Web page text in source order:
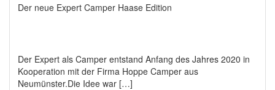
Der neue Expert Camper Haase Edition
Der Expert als Camper entstand Anfang des Jahres 2020 in
Kooperation mit der Firma Hoppe Camper aus
Neumünster.Die Idee war […]